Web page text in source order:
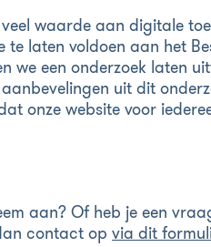
waarde aan digitale
te laten voldoen aan het
we een onderzoek laten
uit dit
onze website voor
aan? Of heb je een
contact op via dit